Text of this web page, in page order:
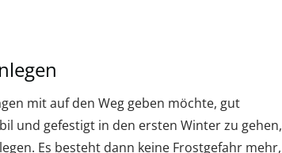
mit auf den Weg geben möchte, gut
und gefestigt in den ersten Winter zu gehen,
Es besteht dann keine Frostgefahr mehr,